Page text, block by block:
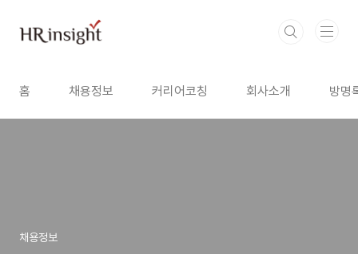
홈 채용정보 커리어코칭 회사소개 방명
채용정보